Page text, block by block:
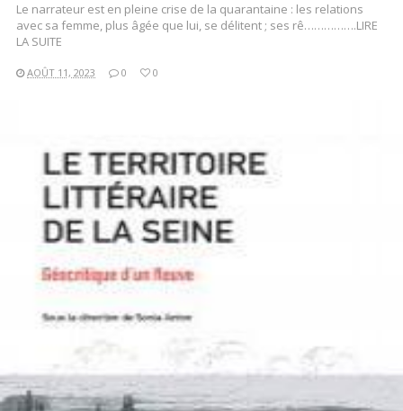
Le narrateur est en pleine crise de la quarantaine : les relations
avec sa femme, plus âgée que lui, se délitent ; ses rê…………….LIRE
LA SUITE
AOÛT 11, 2023 0 0
LIRE LA SUITE